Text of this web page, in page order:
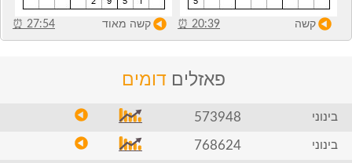
קשה 20:39
⏰ קשה מאוד 27:54
⏰
פאזלים דומים
בינוני 573948
בינוני 768624